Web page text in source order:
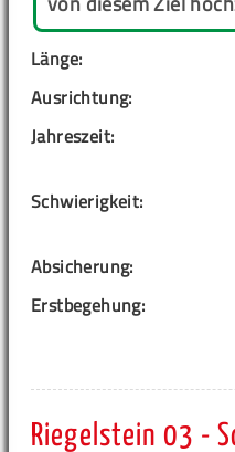
Länge:
Ausrichtung:
Jahreszeit:
Schwierigkeit:
Absicherung:
Erstbegehung:
Riegelstein 03 -